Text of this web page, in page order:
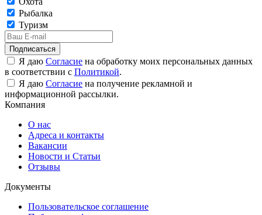
Рыбалка
Туризм
Подписаться
Я даю Согласие на обработку моих персональных данных
в соответствии с Политикой.
Я даю Согласие на получение рекламной и
информационной рассылки.
Компания
О нас
Адреса и контакты
Вакансии
Новости и Статьи
Отзывы
Документы
Пользовательское соглашение